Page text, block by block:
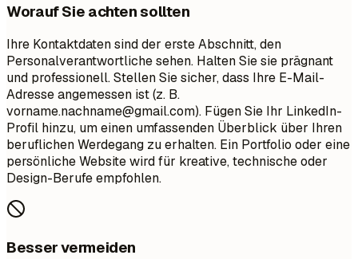
Worauf Sie achten sollten
Ihre Kontaktdaten sind der erste Abschnitt, den
Personalverantwortliche sehen. Halten Sie sie prägnant
und professionell. Stellen Sie sicher, dass Ihre E-Mail-
Adresse angemessen ist (z. B.
vorname.nachname@gmail.com). Fügen Sie Ihr LinkedIn-
Profil hinzu, um einen umfassenden Überblick über Ihren
beruflichen Werdegang zu erhalten. Ein Portfolio oder eine
persönliche Website wird für kreative, technische oder
Design-Berufe empfohlen.
Besser vermeiden